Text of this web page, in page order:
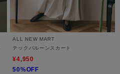
ALL NEW MART
テックバルーンスカート
¥4,950
50%OFF